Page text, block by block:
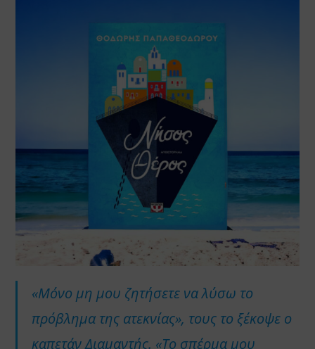
«Μόνο μη μου ζητήσετε να λύσω το
πρόβλημα της ατεκνίας», τους το ξέκοψε ο
καπετάν Διαμαντής. «Το σπέρμα μου